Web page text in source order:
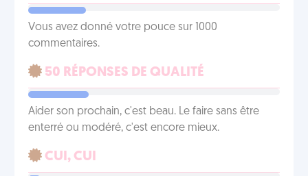
Vous avez donné votre pouce sur 1000
commentaires.
50 RÉPONSES DE QUALITÉ
Aider son prochain, c'est beau. Le faire sans être
enterré ou modéré, c'est encore mieux.
CUI, CUI